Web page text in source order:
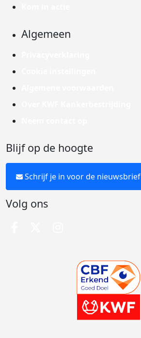
Algemeen
Blijf op de hoogte
Schrijf je in voor de nieuwsbrief
Volg ons